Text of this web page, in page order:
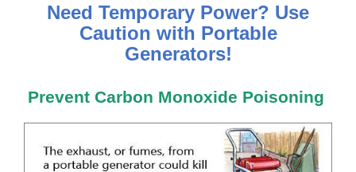
Need Temporary Power? Use
Caution with Portable
Generators!
Prevent Carbon Monoxide Poisoning